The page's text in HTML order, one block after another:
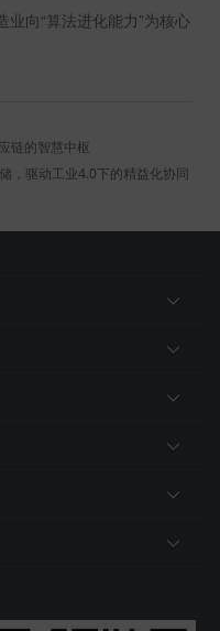
业向“算法进化能力”为核心
链的智慧中枢
，驱动工业4.0下的精益化协同